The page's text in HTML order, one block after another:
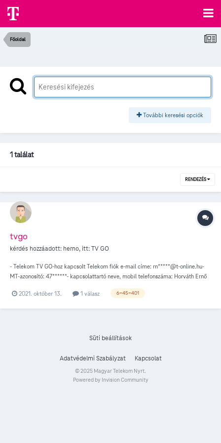
Főoldal
További keresési opciók
1 találat
RENDEZÉS
tvgo
kérdés hozzáadott: herno, itt:TV GO
- Telekom TV GO-hoz kapcsolt Telekom fiók e-mail címe: rn*****@t-online.hu-
MT-azonosító: 47******- kapcsolattartó neve, mobil telefonszáma: Horváth Ernő
fut az eszközön, annak verziója: Win 10, Edge,Opera,Firefox- hogyan
hibaüzenet, hibakód / képernyőmásolat, amennyiben van 6-45-401 hibás
2021. október 13. 1 válasz 6-45-401
Süti beállítások
Adatvédelmi Szabályzat Kapcsolat
© 2025 Magyar Telekom Nyrt.
Powered by Invision Community